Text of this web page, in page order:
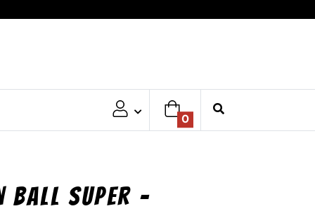
0
Ball Super –